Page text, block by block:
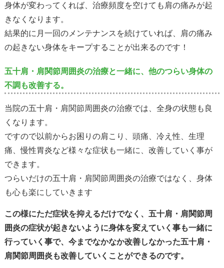
身体が変わってくれば、治療頻度を空けても肩の痛みが起
きなくなります。
結果的に月一回のメンテナンスを続けていれば、肩の痛み
の起きない身体をキープすることが出来るのです！
五十肩・肩関節周囲炎の治療と一緒に、他のつらい身体の
不調も改善する。
当院の五十肩・肩関節周囲炎の治療では、全身の状態も良
くなります。
ですので以前からお困りの肩こり、頭痛、冷え性、生理
痛、慢性胃炎など様々な症状も一緒に、改善していく事が
できます。
つらいだけの五十肩・肩関節周囲炎の治療ではなく、身体
も心も楽にしていきます
この様にただ症状を抑えるだけでなく、五十肩・肩関節周
囲炎の症状が起きないように身体を変えていく事も一緒に
行っていく事で、今までなかなか改善しなかった五十肩・
肩関節周囲炎も改善していくことができるのです。